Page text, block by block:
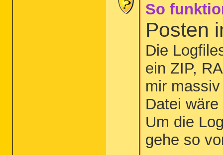
So
Posten
Die
ein ZIP,
mir
Datei
Um die
gehe so